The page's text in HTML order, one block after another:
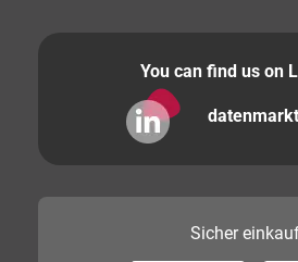
You can find us on
Sicher